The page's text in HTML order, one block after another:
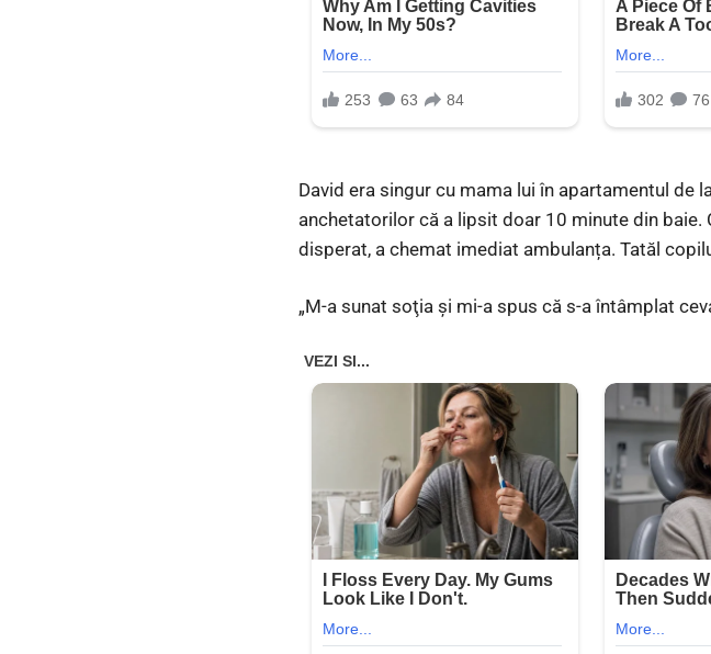
David era singur cu mama lui în apartamentul de
anchetatorilor că a lipsit doar 10 minute din
disperat, a chemat imediat ambulanța. Tatăl
„M-a sunat soţia şi mi-a spus că s-a întâmplat